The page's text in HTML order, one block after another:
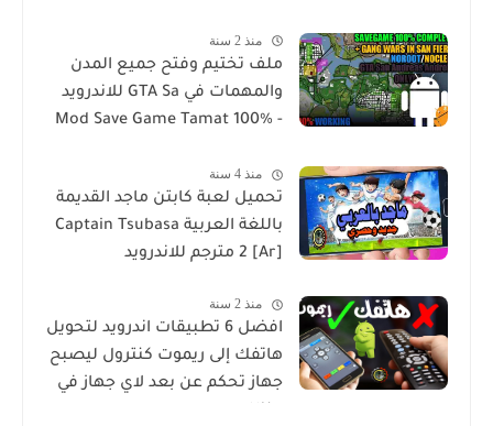
منذ 2 سنة
ملف تختيم وفتح جميع المدن
والمهمات في GTA Sa للاندرويد
Mod Save Game Tamat 100% -
منذ 4 سنة
تحميل لعبة كابتن ماجد القديمة
باللغة العربية Captain Tsubasa
2 [Ar] مترجم للاندرويد
منذ 2 سنة
افضل 6 تطبيقات اندرويد لتحويل
هاتفك إلى ريموت كنترول ليصبح
جهاز تحكم عن بعد لاي جهاز في